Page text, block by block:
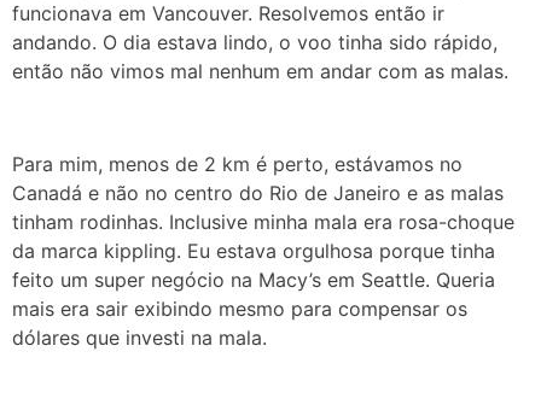
funcionava em Vancouver. Resolvemos então ir
andando. O dia estava lindo, o voo tinha sido rápido,
então não vimos mal nenhum em andar com as malas.
Para mim, menos de 2 km é perto, estávamos no
Canadá e não no centro do Rio de Janeiro e as malas
tinham rodinhas. Inclusive minha mala era rosa-choque
da marca kippling. Eu estava orgulhosa porque tinha
feito um super negócio na Macy’s em Seattle. Queria
mais era sair exibindo mesmo para compensar os
dólares que investi na mala.